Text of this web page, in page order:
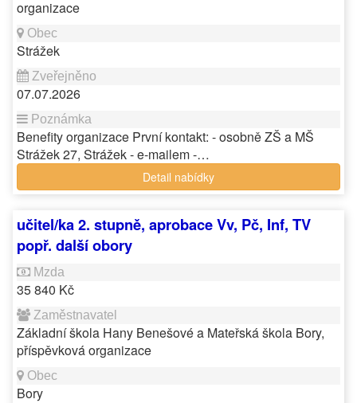
organizace
Strážek
07.07.2026
Benefity organizace První kontakt: - osobně ZŠ a MŠ
Strážek 27, Strážek - e-mailem -…
Detail nabídky
učitel/ka 2. stupně, aprobace Vv, Pč, Inf, TV
popř. další obory
35 840 Kč
Základní škola Hany Benešové a Mateřská škola Bory,
příspěvková organizace
Bory